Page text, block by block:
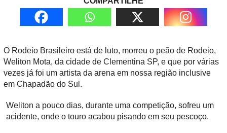
O Rodeio Brasileiro está de luto, morreu o peão de Rodeio,
Weliton Mota, da cidade de Clementina SP, e que por várias
vezes já foi um artista da arena em nossa região inclusive
em Chapadão do Sul.
Weliton a pouco dias, durante uma competição, sofreu um
acidente, onde o touro acabou pisando em seu pescoço.